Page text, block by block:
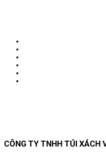
CÔNG TY TNHH TÚI XÁCH